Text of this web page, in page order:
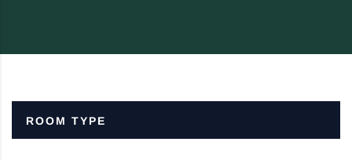
ROOM TYPE